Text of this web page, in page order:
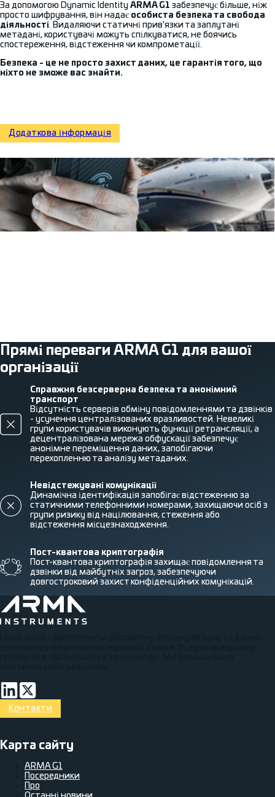
За допомогою Dynamic Identity ARMA G1 забезпечує більше, ніж
просто шифрування, він надає особиста безпека та свобода
діяльності. Видаляючи статичні прив'язки та заплутані
метадані, користувачі можуть спілкуватися, не боячись
спостереження, відстеження чи компрометації.
Безпека - це не просто захист даних, це гарантія того, що
ніхто не зможе вас знайти.
Додаткова інформація
Прямі переваги ARMA G1 для вашої
організації
Справжня безсерверна безпека та анонімний
транспорт
Відсутність серверів обміну повідомленнями та дзвінків
- усунення централізованих вразливостей. Невеликі
групи користувачів виконують функції ретрансляції, а
децентралізована мережа обфускації забезпечує
анонімне переміщення даних, запобігаючи
перехопленню та аналізу метаданих.
Невідстежувані комунікації
Динамічна ідентифікація запобігає відстеженню за
статичними телефонними номерами, захищаючи осіб з
групи ризику від націлювання, стеження або
відстеження місцезнаходження.
Пост-квантова криптографія
Пост-квантова криптографія захищає повідомлення та
дзвінки від майбутніх загроз, забезпечуючи
довгостроковий захист конфіденційних комунікацій.
Підключіться через LinkedIn
Volg op Twitter
Контакти
Карта сайту
ARMA G1
Посередники
Про